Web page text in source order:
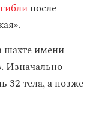
после
шахте имени
Изначально
32 тела, а позже